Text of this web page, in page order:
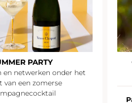
PARTY
en netwerken onder het
van een zomerse